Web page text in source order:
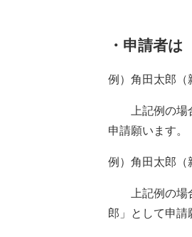
・申請者は
例）角田太郎
上記例の場合
申請願います。
例）角田太郎
上記例の場合
郎」として申請